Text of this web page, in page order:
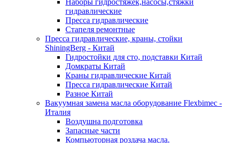
Наборы гидростяжек,насосы,стяжки
гидравлические
Пресса гидравлические
Стапеля ремонтные
Пресса гидравлические, краны, стойки
ShiningBerg - Китай
Гидростойки для сто, подставки Китай
Домкраты Китай
Краны гидравлические Китай
Пресса гидравлические Китай
Разное Китай
Вакуумная замена масла оборудование Flexbimeс -
Италия
Воздушна подготовка
Запасные части
Компьюторная роздача масла.